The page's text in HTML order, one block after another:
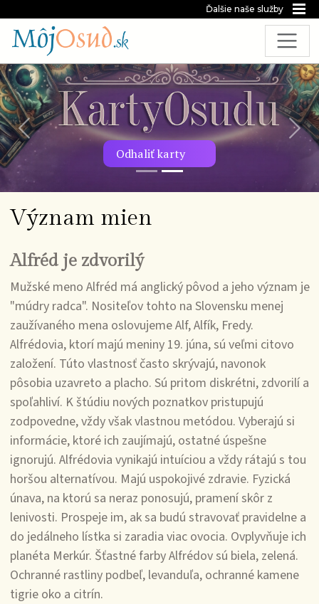
Ďalšie naše služby
Odhaliť karty
Predchádzajúca snímka
Význam mien
Alfréd je zdvorilý
Mužské meno Alfréd má anglický pôvod a jeho význam je
"múdry radca". Nositeľov tohto na Slovensku menej
zaužívaného mena oslovujeme Alf, Alfík, Fredy.
Alfrédovia, ktorí majú meniny 19. júna, sú veľmi citovo
založení. Túto vlastnosť často skrývajú, navonok
pôsobia uzavreto a placho. Sú pritom diskrétni, zdvorilí a
spoľahliví. K štúdiu nových poznatkov pristupujú
zodpovedne, vždy však vlastnou metódou. Vyberajú si
informácie, ktoré ich zaujímajú, ostatné úspešne
ignorujú. Alfrédovia vynikajú intuíciou a vždy rátajú s tou
horšou alternatívou. Majú uspokojivé zdravie. Fyzická
únava, na ktorú sa neraz ponosujú, pramení skôr z
lenivosti. Prospeje im, ak sa budú stravovať pravidelne a
do jedálneho lístka si zaradia viac ovocia. Ovplyvňuje ich
planéta Merkúr. Šťastné farby Alfrédov sú biela, zelená.
Ochranné rastliny podbeľ, levanduľa, ochranné kamene
tigrie oko a citrín.